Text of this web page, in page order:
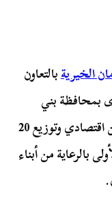
الخيريةبالتعاون
بمحافظة بني
سويف، شهدت تسليم 200 مشروع تمكين اقتصادي وتوزيع 20
بالرعاية من أبناء